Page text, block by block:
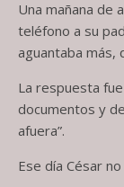
Una mañana de
teléfono a su
aguantaba más,
La respuesta
documentos y
afuera”.
Ese día César